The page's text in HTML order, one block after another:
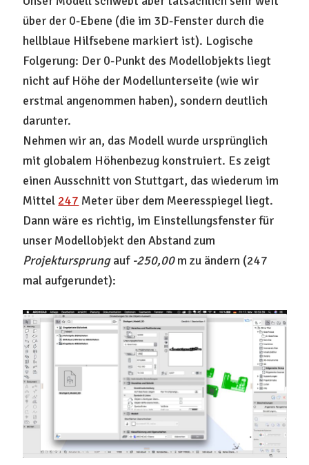
über der 0-Ebene (die im 3D-Fenster durch die
hellblaue Hilfsebene markiert ist). Logische
Folgerung: Der 0-Punkt des Modellobjekts liegt
nicht auf Höhe der Modellunterseite (wie wir
erstmal angenommen haben), sondern deutlich
darunter.
Nehmen wir an, das Modell wurde ursprünglich
mit globalem Höhenbezug konstruiert. Es zeigt
einen Ausschnitt von Stuttgart, das wiederum im
Mittel 247 Meter über dem Meeresspiegel liegt.
Dann wäre es richtig, im Einstellungsfenster für
unser Modellobjekt den Abstand zum
Projektursprungauf -250,00m zu ändern (247
mal aufgerundet):